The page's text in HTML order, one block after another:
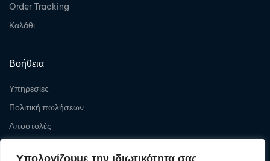
Υπολογίζουμε την ιδιωτικότητα σας
Order Tracking
Καλάθι
Βοήθεια
Υπηρεσίες
Πολιτική πωλήσεων
Αποστολές